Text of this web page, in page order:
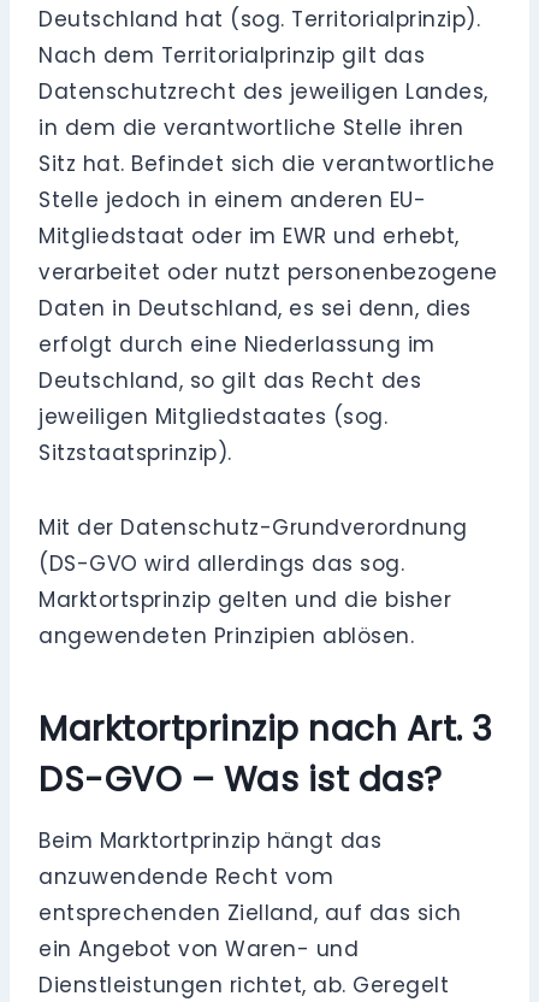
Deutschland hat (sog. Territorialprinzip).
Nach dem Territorialprinzip gilt das
Datenschutzrecht des jeweiligen Landes,
in dem die verantwortliche Stelle ihren
Sitz hat. Befindet sich die verantwortliche
Stelle jedoch in einem anderen EU-
Mitgliedstaat oder im EWR und erhebt,
verarbeitet oder nutzt personenbezogene
Daten in Deutschland, es sei denn, dies
erfolgt durch eine Niederlassung im
Deutschland, so gilt das Recht des
jeweiligen Mitgliedstaates (sog.
Sitzstaatsprinzip).
Mit der Datenschutz-Grundverordnung
(DS-GVO wird allerdings das sog.
Marktortsprinzip gelten und die bisher
angewendeten Prinzipien ablösen.
Marktortprinzip nach Art. 3
DS-GVO – Was ist das?
Beim Marktortprinzip hängt das
anzuwendende Recht vom
entsprechenden Zielland, auf das sich
ein Angebot von Waren- und
Dienstleistungen richtet, ab. Geregelt